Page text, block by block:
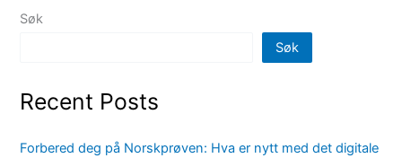
Søk
Søk
Recent Posts
Forbered deg på Norskprøven: Hva er nytt med det digitale